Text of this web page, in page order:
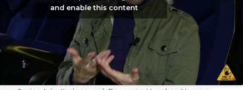
and enable this content